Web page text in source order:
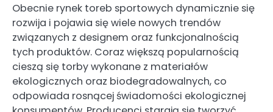
Obecnie rynek toreb sportowych dynamicznie się
rozwija i pojawia się wiele nowych trendów
związanych z designem oraz funkcjonalnością
tych produktów. Coraz większą popularnością
cieszą się torby wykonane z materiałów
ekologicznych oraz biodegradowalnych, co
odpowiada rosnącej świadomości ekologicznej